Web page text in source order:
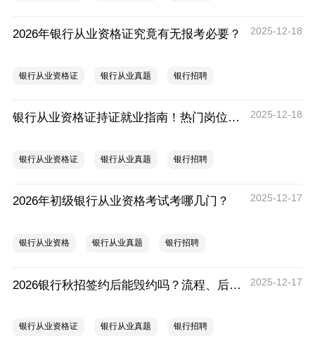
2026年银行从业资格证究竟有无报考必要？ 2025-12-18
银行从业资格证 银行从业真题 银行招聘
银行从业资格证持证就业指南！热门岗位全梳理 2025-12-18
银行从业资格证 银行从业真题 银行招聘
2026年初级银行从业资格考试考哪几门？ 2025-12-17
银行从业资格 银行从业真题 银行招聘
2026银行秋招签约后能毁约吗？流程、后果与注意事项全解析 2025-12-17
银行从业资格证 银行从业真题 银行招聘